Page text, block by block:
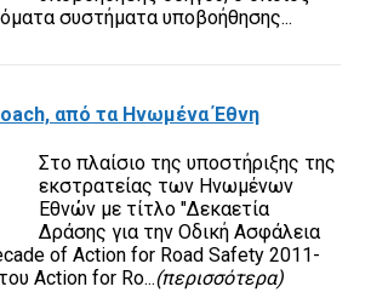
συστήματα υποβοήθησης...
από τα Ηνωμένα Έθνη
Στο πλαίσιο της υποστήριξης της
εκστρατείας των Ηνωμένων
Εθνών με τίτλο "Δεκαετία
Δράσης για την Οδική Ασφάλεια
of Action for Road Safety 2011-
Action for Ro...(περισσότερα)